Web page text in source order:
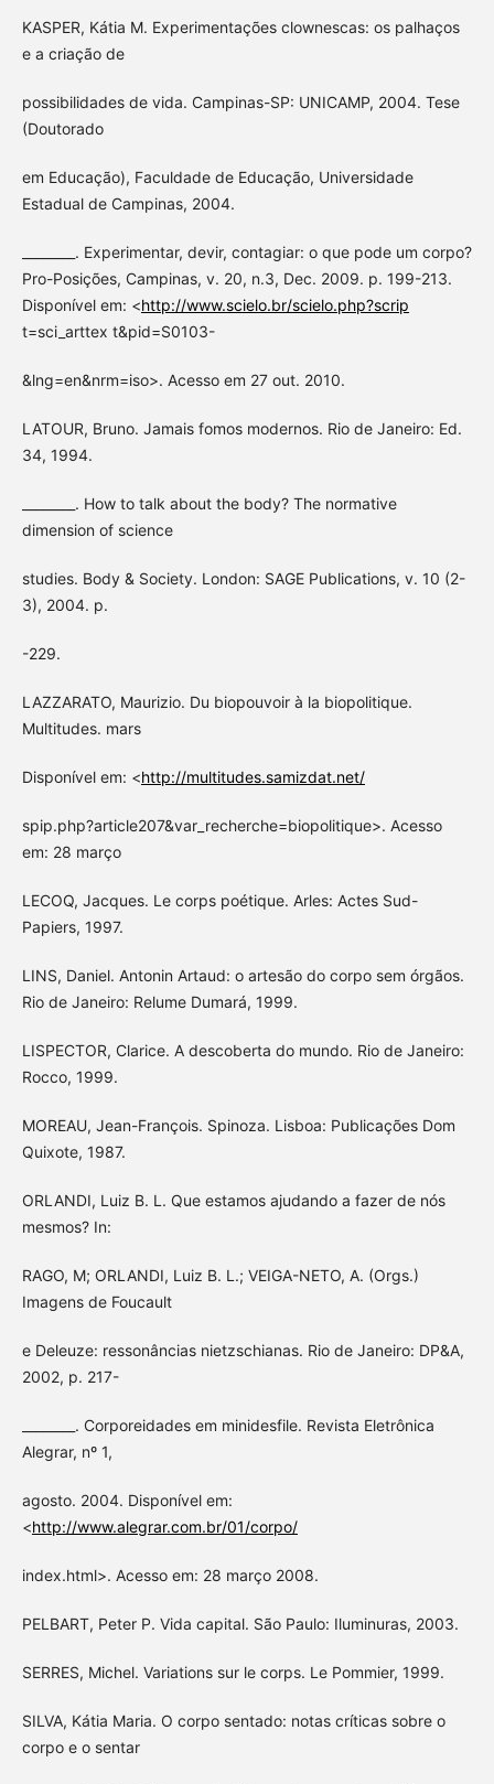
KASPER, Kátia M. Experimentações clownescas: os palhaços
e a criação de
possibilidades de vida. Campinas-SP: UNICAMP, 2004. Tese
(Doutorado
em Educação), Faculdade de Educação, Universidade
Estadual de Campinas, 2004.
________. Experimentar, devir, contagiar: o que pode um corpo?
Pro-Posições, Campinas, v. 20, n.3, Dec. 2009. p. 199-213.
Disponível em: <http://www.scielo.br/scielo.php?scrip
t=sci_arttex t&pid=S0103-
&lng=en&nrm=iso>. Acesso em 27 out. 2010.
LATOUR, Bruno. Jamais fomos modernos. Rio de Janeiro: Ed.
34, 1994.
________. How to talk about the body? The normative
dimension of science
studies. Body & Society. London: SAGE Publications, v. 10 (2-
3), 2004. p.
-229.
LAZZARATO, Maurizio. Du biopouvoir à la biopolitique.
Multitudes. mars
Disponível em: <http://multitudes.samizdat.net/
spip.php?article207&var_recherche=biopolitique>. Acesso
em: 28 março
LECOQ, Jacques. Le corps poétique. Arles: Actes Sud-
Papiers, 1997.
LINS, Daniel. Antonin Artaud: o artesão do corpo sem órgãos.
Rio de Janeiro: Relume Dumará, 1999.
LISPECTOR, Clarice. A descoberta do mundo. Rio de Janeiro:
Rocco, 1999.
MOREAU, Jean-François. Spinoza. Lisboa: Publicações Dom
Quixote, 1987.
ORLANDI, Luiz B. L. Que estamos ajudando a fazer de nós
mesmos? In:
RAGO, M; ORLANDI, Luiz B. L.; VEIGA-NETO, A. (Orgs.)
Imagens de Foucault
e Deleuze: ressonâncias nietzschianas. Rio de Janeiro: DP&A,
2002, p. 217-
________. Corporeidades em minidesfile. Revista Eletrônica
Alegrar, nº 1,
agosto. 2004. Disponível em:
<http://www.alegrar.com.br/01/corpo/
index.html>. Acesso em: 28 março 2008.
PELBART, Peter P. Vida capital. São Paulo: Iluminuras, 2003.
SERRES, Michel. Variations sur le corps. Le Pommier, 1999.
SILVA, Kátia Maria. O corpo sentado: notas críticas sobre o
corpo e o sentar